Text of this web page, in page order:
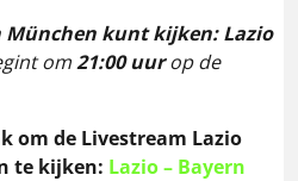
München kunt kijken: Lazio
om21:00 uurop de
om de Livestream Lazio
te kijken: Lazio – Bayern